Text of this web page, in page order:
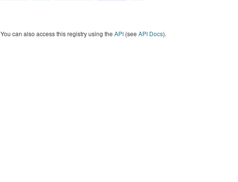
You can also access this registry using the API (see API Docs).